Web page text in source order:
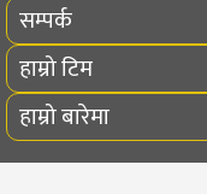
सम्पर्क
हाम्रो टिम
हाम्रो बारेमा